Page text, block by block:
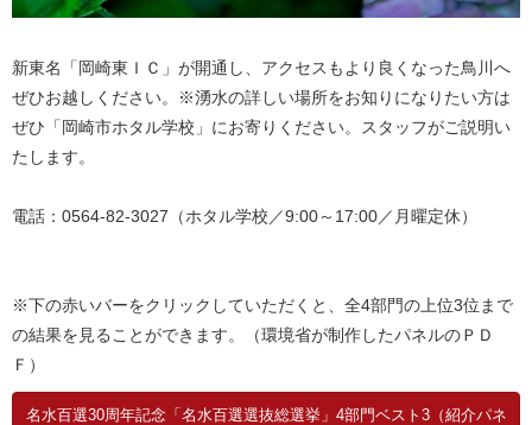
新東名「岡崎東ＩＣ」が開通し、アクセスもより良くなった鳥川へ
ぜひお越しください。※湧水の詳しい場所をお知りになりたい方は
ぜひ「岡崎市ホタル学校」にお寄りください。スタッフがご説明い
たします。
電話：0564-82-3027（ホタル学校／9:00～17:00／月曜定休）
※下の赤いバーをクリックしていただくと、全4部門の上位3位まで
の結果を見ることができます。（環境省が制作したパネルのＰＤ
Ｆ）
名水百選30周年記念「名水百選選抜総選挙」4部門ベスト3（紹介パネ